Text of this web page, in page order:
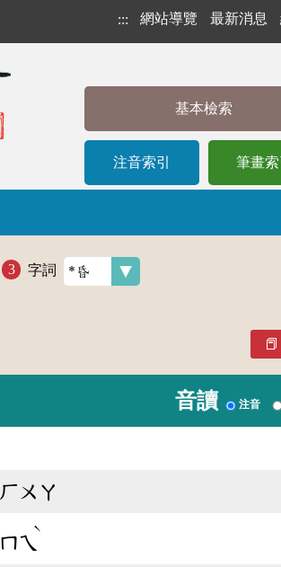
::: 網站導覽 最新消息
基本檢索
注音索引 筆畫
字詞
音讀 注音
ㄏㄨㄚ
ㄇㄟ
ˋ